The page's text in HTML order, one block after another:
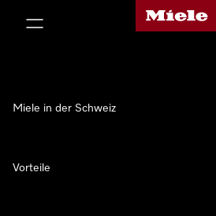
Miele-Homepage
Miele in der Schweiz
Vorteile